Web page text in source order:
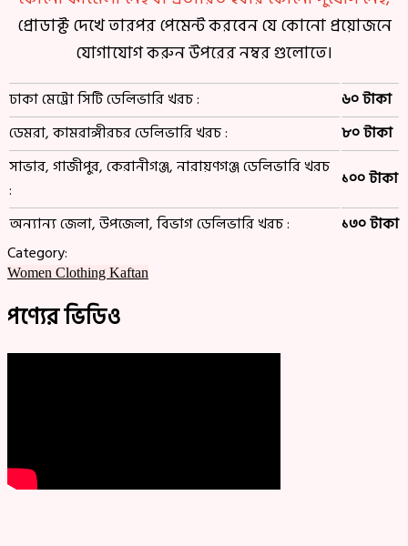
প্রোডাক্ট দেখে তারপর পেমেন্ট করবেন যে কোনো প্রয়োজনে
যোগাযোগ করুন উপরের নম্বর গুলোতে।
ঢাকা মেট্রো সিটি ডেলিভারি খরচ :
৬০ টাকা
ডেমরা, কামরাঙ্গীরচর ডেলিভারি খরচ :
৮০ টাকা
সাভার, গাজীপুর, কেরানীগঞ্জ, নারায়ণগঞ্জ ডেলিভারি খরচ
:
১০০ টাকা
অন্যান্য জেলা, উপজেলা, বিভাগ ডেলিভারি খরচ :
১৩০ টাকা
Category:
Women Clothing Kaftan
পণ্যের ভিডিও